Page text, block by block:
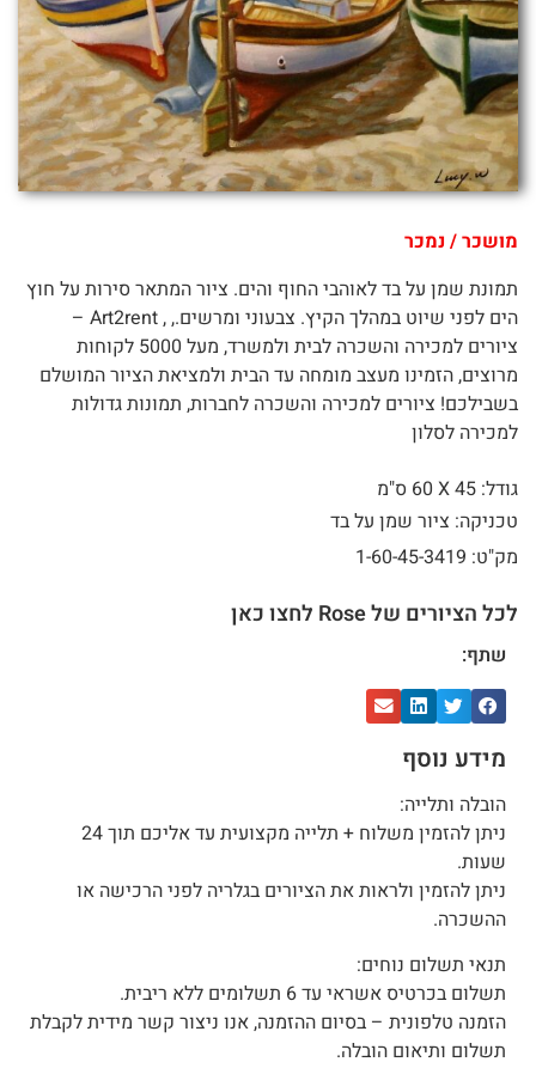
מושכר / נמכר
תמונת שמן על בד לאוהבי החוף והים. ציור המתאר סירות על חוץ
הים לפני שיוט במהלך הקיץ. צבעוני ומרשים., , Art2rent –
ציורים למכירה והשכרה לבית ולמשרד, מעל 5000 לקוחות
מרוצים, הזמינו מעצב מומחה עד הבית ולמציאת הציור המושלם
בשבילכם! ציורים למכירה והשכרה לחברות, תמונות גדולות
למכירה לסלון
גודל: 45 X
60 ס"מ
טכניקה: ציור שמן על בד
מק"ט: 1-60-45-3419
לכל הציורים של Rose לחצו כאן
שתף:
מידע נוסף
הובלה ותלייה:
ניתן להזמין משלוח + תלייה מקצועית עד אליכם תוך 24
שעות.
ניתן להזמין ולראות את הציורים בגלריה לפני הרכישה או
ההשכרה.
תנאי תשלום נוחים:
תשלום בכרטיס אשראי עד 6 תשלומים ללא ריבית.
הזמנה טלפונית – בסיום ההזמנה, אנו ניצור קשר מידית לקבלת
תשלום ותיאום הובלה.